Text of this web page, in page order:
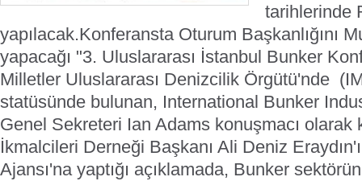
tarihlerinde
yapılacak.Konferansta Oturum Başkanlığını
yapacağı "3. Uluslararası İstanbul Bunker
Milletler Uluslararası Denizcilik Örgütü'nde
statüsünde bulunan, International Bunker
Genel Sekreteri Ian Adams konuşmacı olarak
İkmalcileri Derneği Başkanı Ali Deniz
Ajansı'na yaptığı açıklamada, Bunker